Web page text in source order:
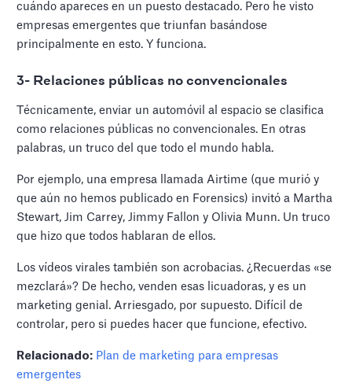
cuándo apareces en un puesto destacado. Pero he visto
empresas emergentes que triunfan basándose
principalmente en esto. Y funciona.
3- Relaciones públicas no convencionales
Técnicamente, enviar un automóvil al espacio se clasifica
como relaciones públicas no convencionales. En otras
palabras, un truco del que todo el mundo habla.
Por ejemplo, una empresa llamada Airtime (que murió y
que aún no hemos publicado en Forensics) invitó a Martha
Stewart, Jim Carrey, Jimmy Fallon y Olivia Munn. Un truco
que hizo que todos hablaran de ellos.
Los vídeos virales también son acrobacias. ¿Recuerdas «se
mezclará»? De hecho, venden esas licuadoras, y es un
marketing genial. Arriesgado, por supuesto. Difícil de
controlar, pero si puedes hacer que funcione, efectivo.
Relacionado: Plan de marketing para empresas
emergentes